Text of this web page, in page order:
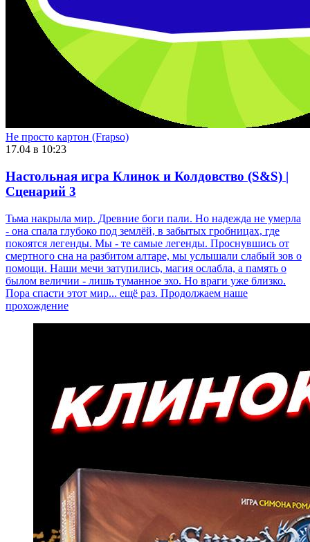
Не просто картон (Frapso)
17.04 в 10:23
Настольная игра Клинок и Колдовство (S&S) |
Сценарий 3
Тьма накрыла мир. Древние боги пали. Но надежда не умерла
- она спала глубоко под землёй, в забытых гробницах, где
покоятся легенды. Мы - те самые легенды. Проснувшись от
смертного сна на разбитом алтаре, мы услышали слабый зов о
помощи. Наши мечи затупились, магия ослабла, а память о
былом величии - лишь туманное эхо. Но враги уже близко.
Пора спасти этот мир... ещё раз. Продолжаем наше
прохождение